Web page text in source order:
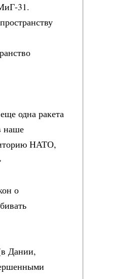
31.
одна ракета
наше
НАТО,
о
Дании,